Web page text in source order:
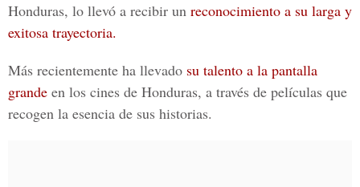
Honduras, lo llevó a recibir un reconocimiento a su larga y
exitosa trayectoria.
Más recientemente ha llevado su talento a la pantalla
grande en los cines de Honduras, a través de películas que
recogen la esencia de sus historias.